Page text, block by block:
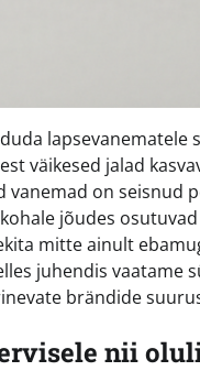
väikesed jalad
vanemad on
jõudes
mitte ainult
juhendis vaatame
brändide
nii